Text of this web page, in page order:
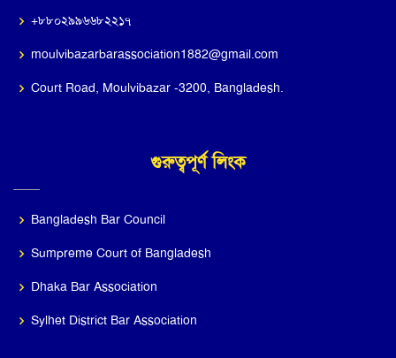
+৮৮০২৯৯৬৬৮২২১৭
moulvibazarbarassociation1882@gmail.com
Court Road, Moulvibazar -3200, Bangladesh.
গুরুত্বপূর্ণ লিংক
Bangladesh Bar Council
Sumpreme Court of Bangladesh
Dhaka Bar Association
Sylhet District Bar Association